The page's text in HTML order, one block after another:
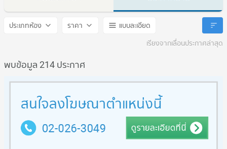
ประเภทห้อง ราคา
แบบละเอียด
เรียงจากเลื่อนประกาศล่าสุด
พบข้อมูล 214 ประกาศ